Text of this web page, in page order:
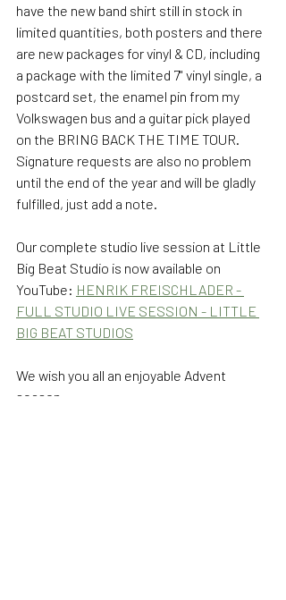
have the new band shirt still in stock in
limited quantities, both posters and there
are new packages for vinyl & CD, including
a package with the limited 7'' vinyl single, a
postcard set, the enamel pin from my
Volkswagen bus and a guitar pick played
on the BRING BACK THE TIME TOUR.
Signature requests are also no problem
until the end of the year and will be gladly
fulfilled, just add a note.
Our complete studio live session at Little
Big Beat Studio is now available on
YouTube: HENRIK FREISCHLADER -
FULL STUDIO LIVE SESSION - LITTLE
BIG BEAT STUDIOS
We wish you all an enjoyable Advent
season.